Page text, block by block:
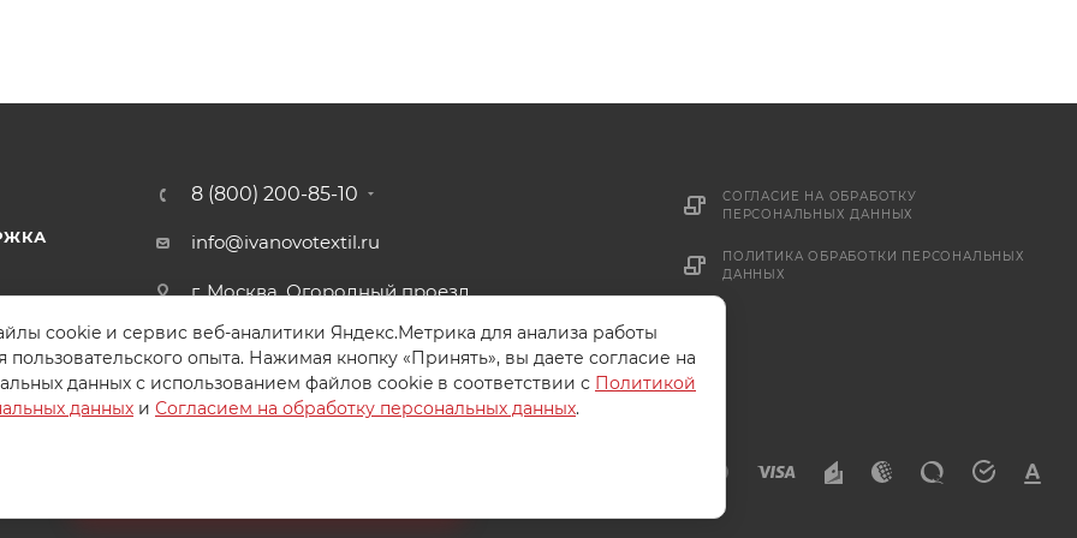
8 (800) 200-85-10
info@ivanovotextil.ru
г. Москва, Огородный проезд,
СОГЛАСИЕ НА ОБРАБОТКУ
ПЕРСОНАЛЬНЫХ ДАННЫХ
ПОЛИТИКА ОБРАБОТКИ ПЕРСОНАЛЬНЫХ
ДАННЫХ
cookie и сервис веб-аналитики Яндекс.Метрика для анализа работы
пользовательского опыта. Нажимая кнопку «Принять», вы даете согласие на
данных с использованием файлов cookie в соответствии с Политикой
данных и Согласием на обработку персональных данных.